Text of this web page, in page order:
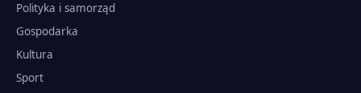
Polityka i samorząd
Gospodarka
Kultura
Sport